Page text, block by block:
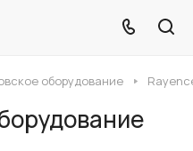
оборудование